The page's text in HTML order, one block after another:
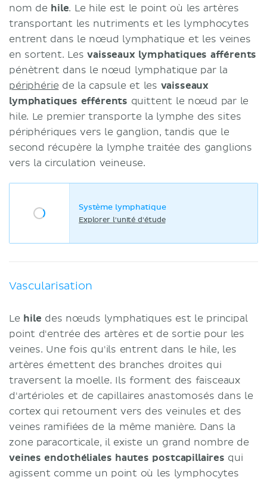
Histologie
Cortex
Paracortex
Moelle
Notes cliniques
Lymphadénopathie
Lymphoedème
Diagnostic de cancer
Sources
nom de hile. Le hile est le point où les artères
transportant les nutriments et les lymphocytes
entrent dans le nœud lymphatique et les veines
en sortent. Lesvaisseaux lymphatiques afférents
pénètrent dans le nœud lymphatique par la
périphérie de la capsule et les vaisseaux
lymphatiques efférents quittent le nœud par le
hile. Le premier transporte la lymphe des sites
périphériques vers le ganglion, tandis que le
second récupère la lymphe traitée des ganglions
vers la circulation veineuse.
Système lymphatique
Explorer l'unité d'étude
Vascularisation
Le hile des nœuds lymphatiques est le principal
point d'entrée des artères et de sortie pour les
veines. Une fois qu'ils entrent dans le hile, les
artères émettent des branches droites qui
traversent la moelle. Ils forment des faisceaux
d'artérioles et de capillaires anastomosés dans le
cortex qui retournent vers des veinules et des
veines ramifiées de la même manière. Dans la
zone paracorticale, il existe un grand nombre de
veines endothéliales hautes postcapillaires qui
agissent comme un point où les lymphocytes